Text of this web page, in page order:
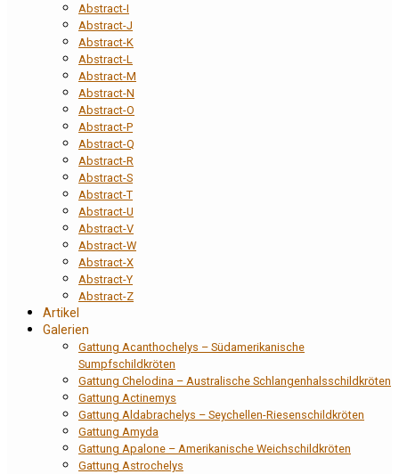
Abstract-I
Abstract-J
Abstract-K
Abstract-L
Abstract-M
Abstract-N
Abstract-O
Abstract-P
Abstract-Q
Abstract-R
Abstract-S
Abstract-T
Abstract-U
Abstract-V
Abstract-W
Abstract-X
Abstract-Y
Abstract-Z
Artikel
Galerien
Gattung Acanthochelys – Südamerikanische
Sumpfschildkröten
Gattung Chelodina – Australische Schlangenhalsschildkröten
Gattung Actinemys
Gattung Aldabrachelys – Seychellen-Riesenschildkröten
Gattung Amyda
Gattung Apalone – Amerikanische Weichschildkröten
Gattung Astrochelys